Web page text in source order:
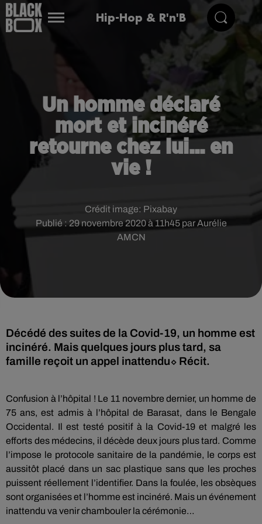
Hip-Hop & R'n'B
Un homme déclaré
mort et incinéré
retourne chez lui... en
vie !
Publié : 29 novembre 2020 à 11h45 par Aurélie
AMCN
Crédit image: Pixabay
Décédé des suites de la Covid-19, un homme est
incinéré. Mais quelques jours plus tard, sa
famille reçoit un appel inattendu⬦ Récit.
Confusion à l’hôpital ! Le 11 novembre dernier, un homme de
75 ans, est admis à l’hôpital de Barasat, dans le Bengale
Occidental. Il est testé positif à la Covid-19 et malgré les
efforts des médecins, il décède deux jours plus tard. Comme
l’impose le protocole sanitaire de la pandémie, le corps est
aussitôt placé dans un sac plastique sans que les proches
puissent réellement l’identifier. Dans la foulée, les obsèques
sont organisées et l’homme est incinéré. Mais un événement
inattendu va venir chambouler la cérémonie…